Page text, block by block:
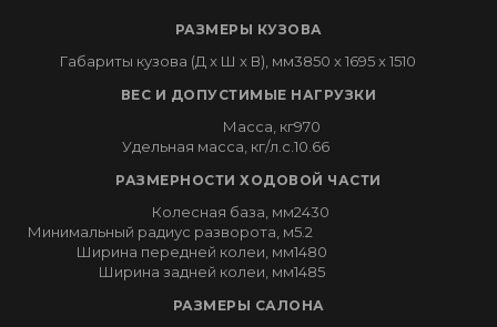
РАЗМЕРЫ КУЗОВА
Габариты кузова (Д x Ш x В), мм3850 x 1695 x 1510
ВЕС И ДОПУСТИМЫЕ НАГРУЗКИ
Масса, кг970
Удельная масса, кг/л.с. 10.66
РАЗМЕРНОСТИ ХОДОВОЙ ЧАСТИ
Колесная база, мм2430
Минимальный радиус разворота, м5.2
Ширина передней колеи, мм1480
Ширина задней колеи, мм1485
РАЗМЕРЫ САЛОНА